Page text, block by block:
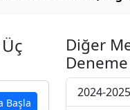
Başla
Diğer
Deneme
2024-